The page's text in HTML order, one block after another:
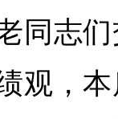
同志
观，